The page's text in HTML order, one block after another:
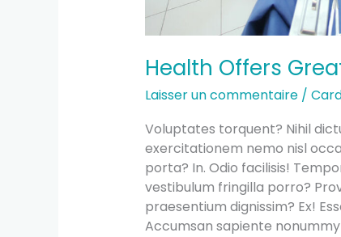
Health Offers
Laisser un commentaire /
Voluptates torquent? Nihil
exercitationem nemo nisl
porta? In. Odio facilisis!
vestibulum fringilla porro?
praesentium dignissim? Ex!
Accumsan sapiente